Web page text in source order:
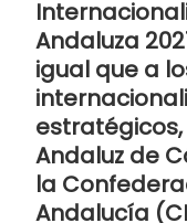
Andaluza
igual que a
Andaluz de
la
Andalucía